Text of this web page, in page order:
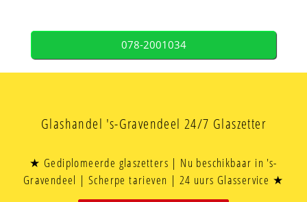
078-2001034
Glashandel 's-Gravendeel 24/7 Glaszetter
★ Gediplomeerde glaszetters | Nu beschikbaar in 's-
Gravendeel | Scherpe tarieven | 24 uurs Glasservice ★